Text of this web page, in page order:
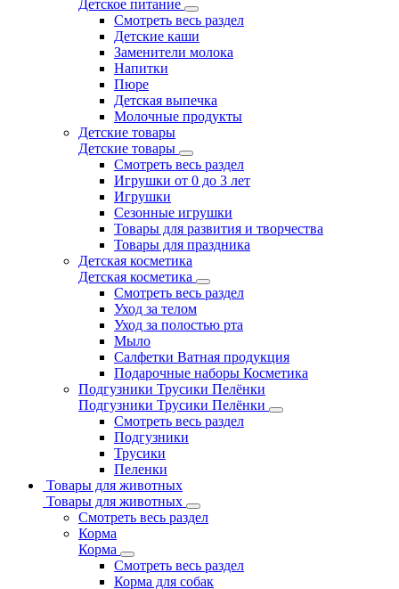
Детское питание
Смотреть весь раздел
Детские каши
Заменители молока
Напитки
Пюре
Детская выпечка
Молочные продукты
Детские товары
Детские товары
Смотреть весь раздел
Игрушки от 0 до 3 лет
Игрушки
Сезонные игрушки
Товары для развития и творчества
Товары для праздника
Детская косметика
Детская косметика
Смотреть весь раздел
Уход за телом
Уход за полостью рта
Мыло
Салфетки Ватная продукция
Подарочные наборы Косметика
Подгузники Трусики Пелёнки
Подгузники Трусики Пелёнки
Смотреть весь раздел
Подгузники
Трусики
Пеленки
Товары для животных
Товары для животных
Смотреть весь раздел
Корма
Корма
Смотреть весь раздел
Корма для собак